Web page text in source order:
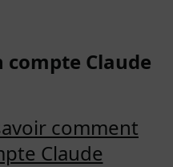
compte Claude
comment
Claude